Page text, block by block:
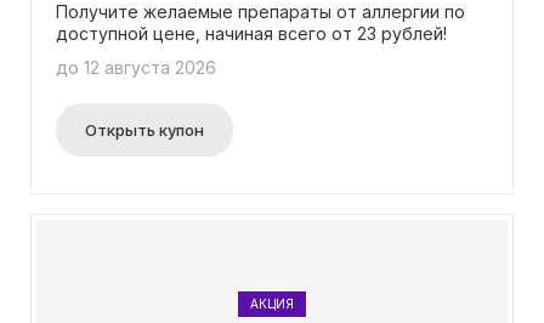
Получите желаемые препараты от аллергии по
доступной цене, начиная всего от 23 рублей!
до 12 августа 2026
Открыть купон
АКЦИЯ